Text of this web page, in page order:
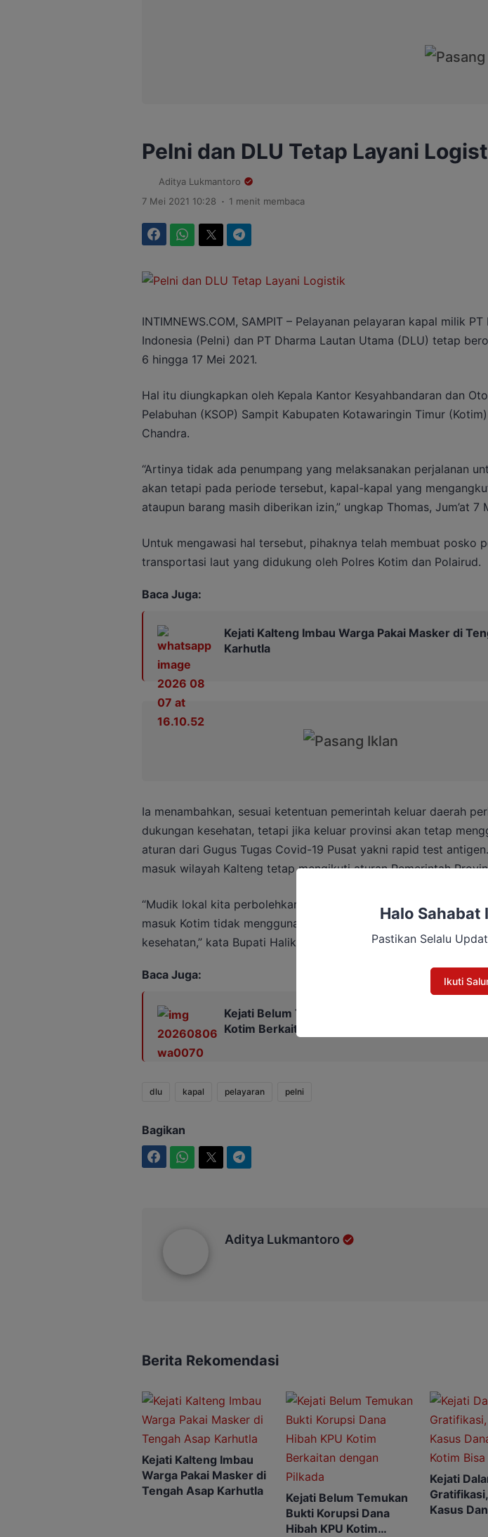
Pelni dan DLU Tetap Layani
Aditya Lukmantoro
7 Mei 2021 10:28 . 1 menit membaca
INTIMNEWS.COM, SAMPIT – Pelayanan pelayaran kapal milik PT
Indonesia (Pelni) dan PT Dharma Lautan Utama (DLU) tetap
6 hingga 17 Mei 2021.
Hal itu diungkapkan oleh Kepala Kantor Kesyahbandaran dan
Pelabuhan (KSOP) Sampit Kabupaten Kotawaringin Timur
Chandra.
“Artinya tidak ada penumpang yang melaksanakan perjalanan
akan tetapi pada periode tersebut, kapal-kapal yang
ataupun barang masih diberikan izin,” ungkap Thomas, Jum’at 7
Untuk mengawasi hal tersebut, pihaknya telah membuat posko
transportasi laut yang didukung oleh Polres Kotim dan Polairud.
Baca Juga:
Kejati Kalteng Imbau Warga Pakai Masker di
Karhutla
Ia menambahkan, sesuai ketentuan pemerintah keluar daerah
dukungan kesehatan, tetapi jika keluar provinsi akan tetap
aturan dari Gugus Tugas Covid-19 Pusat yakni rapid test
masuk wilayah Kalteng tetap mengikuti aturan Pemerintah
“Mudik lokal kita perbolehkan namun dengan protokol kesehatan.
masuk Kotim tidak menggunakan syarat apapun kecuali
kesehatan,” kata Bupati Halikinnor.
Baca Juga:
Kejati Belum Temukan Bukti Korupsi Dana Hibah
Kotim Berkaitan dengan Pilkada
dlu kapal pelayaran pelni
Bagikan
Aditya Lukmantoro
Berita Rekomendasi
Kejati Kalteng Imbau
Warga Pakai Masker di
Tengah Asap Karhutla
Kejati Belum Temukan
Bukti Korupsi Dana
Hibah KPU Kotim
Kejati
Kasus
Halo Sahabat
Pastikan Selalu
Ikuti